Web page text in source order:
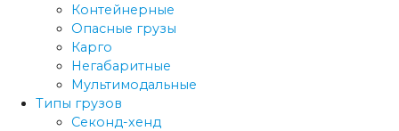
Контейнерные
Опасные грузы
Карго
Негабаритные
Мультимодальные
Типы грузов
Секонд-хенд